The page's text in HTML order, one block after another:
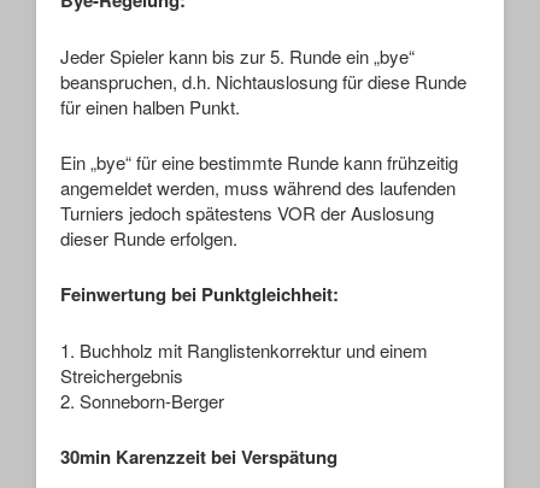
Jeder Spieler kann bis zur 5. Runde ein „bye“
beanspruchen, d.h. Nichtauslosung für diese Runde
für einen halben Punkt.
Ein „bye“ für eine bestimmte Runde kann frühzeitig
angemeldet werden, muss während des laufenden
Turniers jedoch spätestens VOR der Auslosung
dieser Runde erfolgen.
Feinwertung bei Punktgleichheit:
1. Buchholz mit Ranglistenkorrektur und einem
Streichergebnis
2. Sonneborn-Berger
30min Karenzzeit bei Verspätung